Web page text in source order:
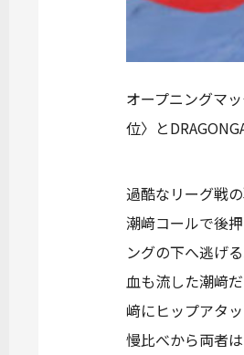
オープニングマ
位〉と
過酷なリーグ戦
潮﨑コールで後
ングの下へ逃げ
血も流した潮﨑
﨑にヒップアタ
慢比べから両者